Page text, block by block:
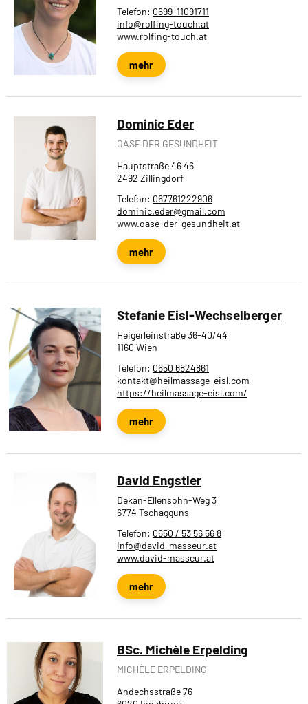
Telefon: 0699-11091711
info@rolfing-touch.at
www.rolfing-touch.at
mehr
Dominic Eder
OASE DER GESUNDHEIT
Hauptstraße 46 46
2492 Zillingdorf
Telefon: 067761222906
dominic.eder@gmail.com
www.oase-der-gesundheit.at
mehr
Stefanie Eisl-Wechselberger
Heigerleinstraße 36-40/44
1160 Wien
Telefon: 0650 6824861
kontakt@heilmassage-eisl.com
https://heilmassage-eisl.com/
mehr
David Engstler
Dekan-Ellensohn-Weg 3
6774 Tschagguns
Telefon: 0650 / 53 56 56 8
info@david-masseur.at
www.david-masseur.at
mehr
BSc. Michèle Erpelding
MICHÈLE ERPELDING
Andechsstraße 76